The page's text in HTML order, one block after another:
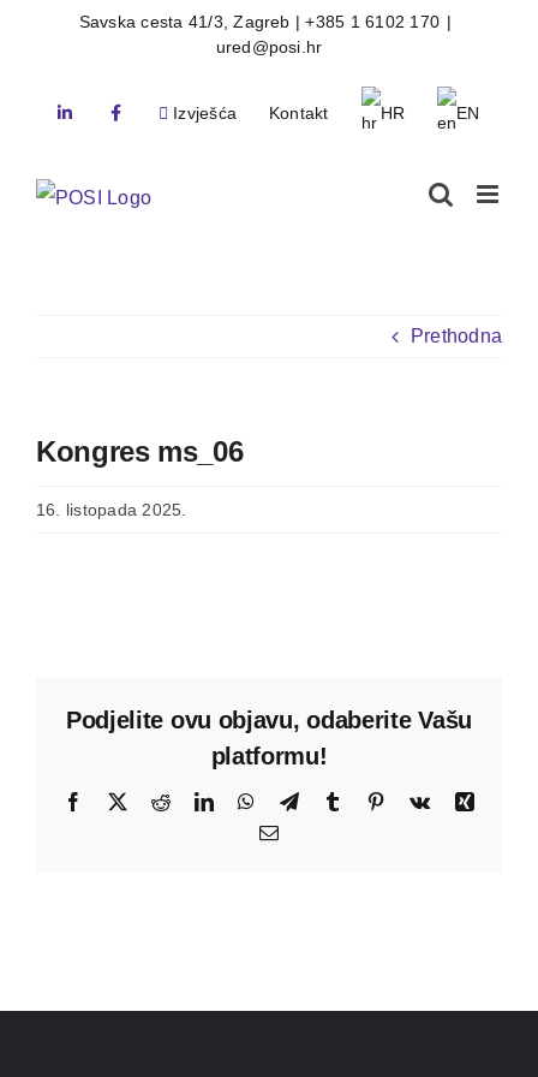
Savska cesta 41/3, Zagreb | +385 1 6102 170 |
ured@posi.hr
Izvješća Kontakt HR EN
Prethodna
Kongres ms_06
16. listopada 2025.
Podjelite ovu objavu, odaberite Vašu
platformu!
Facebook
X RedditLinkedInWhatsApp
TelegramTumblr Pinterest
Vk
Xing
Email: